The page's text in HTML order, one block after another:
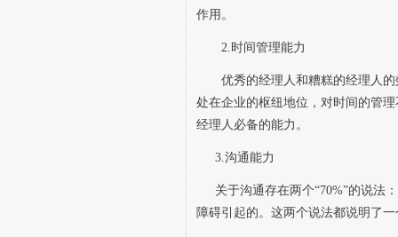
作用。
2. 时间管理能力
优秀的经理人和糟糕的经理人
处在企业的枢纽地位，对时间的管
经理人必备的能力。
3. 沟通能力
关于沟通存在两个“70%”的说法
障碍引起的。这两个说法都说明了